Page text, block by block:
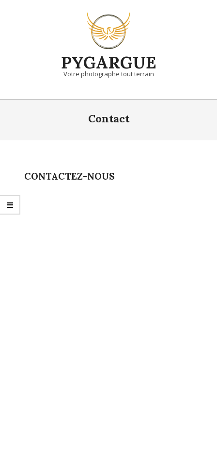
PYGARGUE
Votre photographe tout terrain
Contact
CONTACTEZ-NOUS